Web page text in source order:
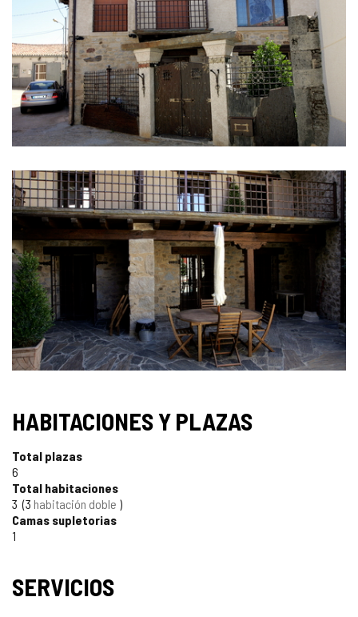
IMÁGENES
SELLO
TURISMO
DE
CONFIANZA
HABITACIONES Y PLAZAS
Total plazas
6
Total habitaciones
3 3 habitación doble
Camas supletorias
1
SERVICIOS